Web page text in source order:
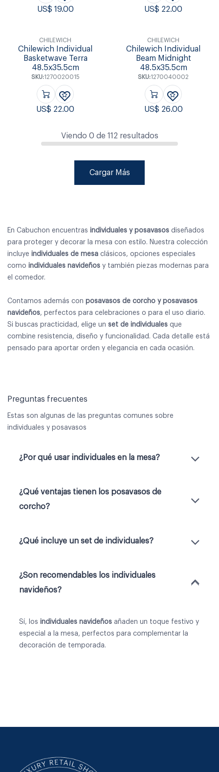
US$ 19.00 US$ 22.00
CHILEWICH
Chilewich Individual
Basketwave Terra
48.5x35.5cm
SKU:1270020015
US$ 22.00
CHILEWICH
Chilewich Individual
Beam Midnight
48.5x35.5cm
SKU:1270040002
US$ 26.00
Viendo 0 de 112 resultados
Cargar Más
En Cabuchon encuentras individuales y posavasos diseñados
para proteger y decorar la mesa con estilo. Nuestra colección
incluye individuales de mesa clásicos, opciones especiales
como individuales navideños y también piezas modernas para
el comedor.
Contamos además con posavasos de corcho y posavasos
navideños, perfectos para celebraciones o para el uso diario.
Si buscas practicidad, elige un set de individuales que
combine resistencia, diseño y funcionalidad. Cada detalle está
pensado para aportar orden y elegancia en cada ocasión.
Preguntas frecuentes
Estas son algunas de las preguntas comunes sobre
individuales y posavasos
¿Por qué usar individuales en la mesa?
¿Qué ventajas tienen los posavasos de
corcho?
¿Qué incluye un set de individuales?
¿Son recomendables los individuales
navideños?
Sí, los individuales navideños añaden un toque festivo y
especial a la mesa, perfectos para complementar la
decoración de temporada.